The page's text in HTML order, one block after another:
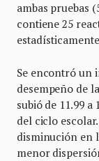
ambas pruebas
contiene 25
Se encontró un
desempeño de
subió de 11.99
del ciclo
disminución en
menor